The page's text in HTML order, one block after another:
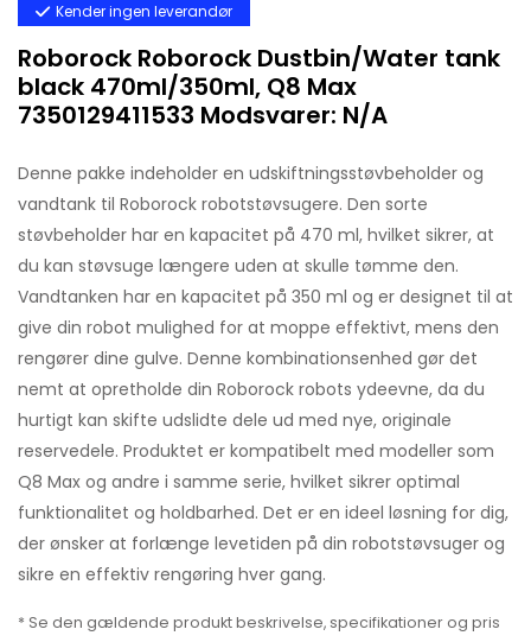
Kender ingen leverandør
Roborock Roborock Dustbin/Water tank
black 470ml/350ml, Q8 Max
7350129411533 Modsvarer: N/A
Denne pakke indeholder en udskiftningsstøvbeholder og
vandtank til Roborock robotstøvsugere. Den sorte
støvbeholder har en kapacitet på 470 ml, hvilket sikrer, at
du kan støvsuge længere uden at skulle tømme den.
Vandtanken har en kapacitet på 350 ml og er designet til at
give din robot mulighed for at moppe effektivt, mens den
rengører dine gulve. Denne kombinationsenhed gør det
nemt at opretholde din Roborock robots ydeevne, da du
hurtigt kan skifte udslidte dele ud med nye, originale
reservedele. Produktet er kompatibelt med modeller som
Q8 Max og andre i samme serie, hvilket sikrer optimal
funktionalitet og holdbarhed. Det er en ideel løsning for dig,
der ønsker at forlænge levetiden på din robotstøvsuger og
sikre en effektiv rengøring hver gang.
* Se den gældende produkt beskrivelse, specifikationer og pris